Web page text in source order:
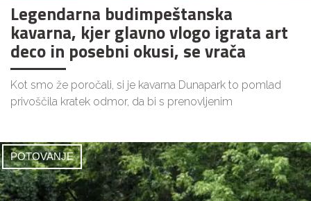
Legendarna budimpeštanska
kavarna, kjer glavno vlogo igrata art
deco in posebni okusi, se vrača
Kot smo že poročali, si je kavarna Dunapark to pomlad
privoščila kratek odmor, da bi s prenovljenim
POTOVANJE